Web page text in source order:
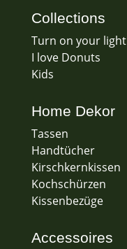
Collections
Turn on your light
I love Donuts
Kids
Home Dekor
Tassen
Handtücher
Kirschkernkissen
Kochschürzen
Kissenbezüge
Accessoires